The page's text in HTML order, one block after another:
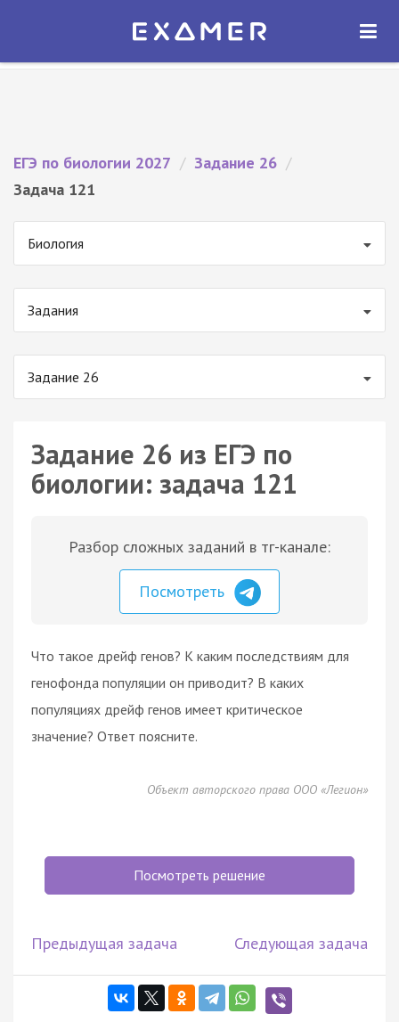
Экзамер — ЕГЭ 2027
ОТКРЫТЬ
ЕГЭ по биологии 2027 / Задание 26 /
Задача 121
Биология
Задания
Задание 26
Задание 26 из ЕГЭ по
биологии: задача 121
Разбор сложных заданий в тг-канале:
Посмотреть
Что такое дрейф генов? К каким последствиям для
генофонда популяции он приводит? В каких
популяциях дрейф генов имеет критическое
значение? Ответ поясните.
Объект авторского права ООО «Легион»
Посмотреть решение
Предыдущая задача Следующая задача